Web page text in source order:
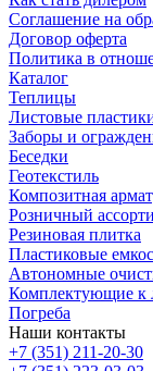
Соглашение на
Договор оферта
Политика в
Каталог
Теплицы
Листовые
Заборы и
Беседки
Геотекстиль
Композитная
Розничный
Резиновая плитка
Пластиковые
Автономные
Комплектующие к
Погреба
Наши контакты
+7 (351) 211-20-30